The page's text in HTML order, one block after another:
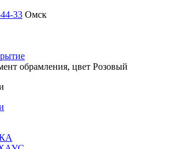
33 Омск
обрамления, цвет Розовый